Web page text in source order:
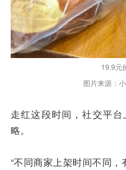
19.9元
图片来源：
走红这段时间，社交平
略。
“不同商家上架时间不同，